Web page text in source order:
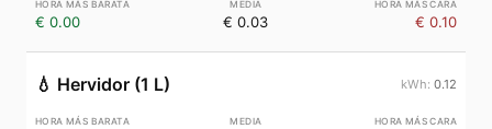
€ 0.00 € 0.03 € 0.10
💧 Hervidor (1 L) 0.12